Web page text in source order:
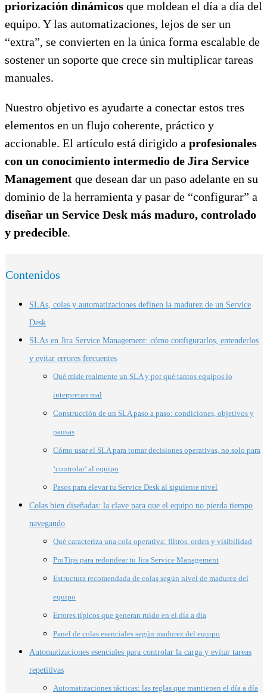
priorización dinámicos que moldean el día a día del
equipo. Y las automatizaciones, lejos de ser un
“extra”, se convierten en la única forma escalable de
sostener un soporte que crece sin multiplicar tareas
manuales.
Nuestro objetivo es ayudarte a conectar estos tres
elementos en un flujo coherente, práctico y
accionable. El artículo está dirigido a profesionales
con un conocimiento intermedio de Jira Service
Management que desean dar un paso adelante en su
dominio de la herramienta y pasar de “configurar” a
diseñar un Service Desk más maduro, controlado
y predecible.
Contenidos
SLAs, colas y automatizaciones definen la madurez de un Service
Desk
SLAs en Jira Service Management: cómo configurarlos, entenderlos
y evitar errores frecuentes
Qué mide realmente un SLA y por qué tantos equipos lo
interpretan mal
Construcción de un SLA paso a paso: condiciones, objetivos y
pausas
Cómo usar el SLA para tomar decisiones operativas, no solo para
‘controlar’ al equipo
Pasos para elevar tu Service Desk al siguiente nivel
Colas bien diseñadas: la clave para que el equipo no pierda tiempo
navegando
Qué caracteriza una cola operativa: filtros, orden y visibilidad
ProTips para redondear tu Jira Service Management
Estructura recomendada de colas según nivel de madurez del
equipo
Errores típicos que generan ruido en el día a día
Panel de colas esenciales según madurez del equipo
Automatizaciones esenciales para controlar la carga y evitar tareas
repetitivas
Automatizaciones tácticas: las reglas que mantienen el día a día